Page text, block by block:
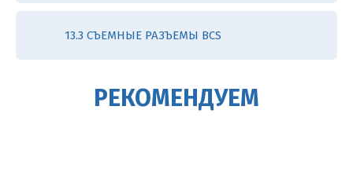
13.3 СЪЕМНЫЕ РАЗЪЕМЫ BCS
РЕКОМЕНДУЕМ